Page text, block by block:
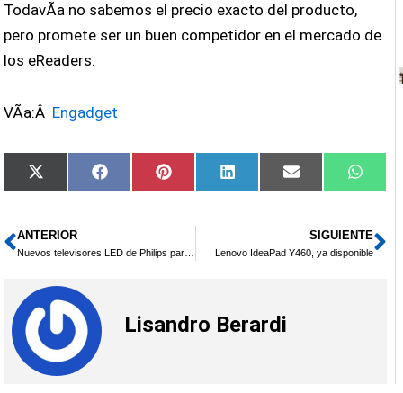
TodavÃ­a no sabemos el precio exacto del producto,
pero promete ser un buen competidor en el mercado de
los eReaders.
VÃ­a:Â Engadget
Compartir
en
X
(Twitter)
Compartir
en
FacebookCompartir
en
PinterestCompartir
en
LinkedIn Compartir
en
Email
en
Ant
ANTERIOR SIGUIENTE
Lenovo IdeaPad Y460, ya disponible
Lisandro Berardi